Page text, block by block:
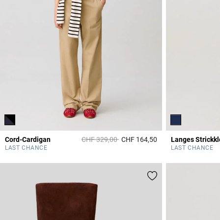
Cord-Cardigan Price reduced from
CHF 329,00toCHF 164,50 3.2 out of 5
LAST CHANCE
Langes
LAST CHANCE